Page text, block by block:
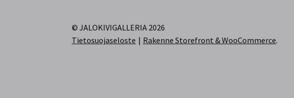
© JALOKIVIGALLERIA 2026
Tietosuojaseloste
Rakenne Storefront & WooCommerce.